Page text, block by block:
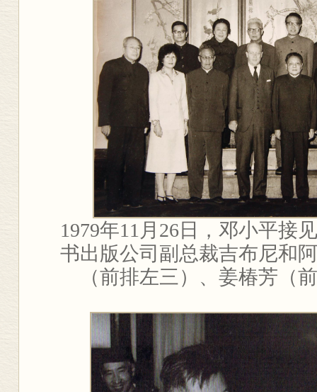
1979年11 月 26 日，邓小平接
书出版公司副总裁吉布尼和
（前排左三）、姜椿芳（